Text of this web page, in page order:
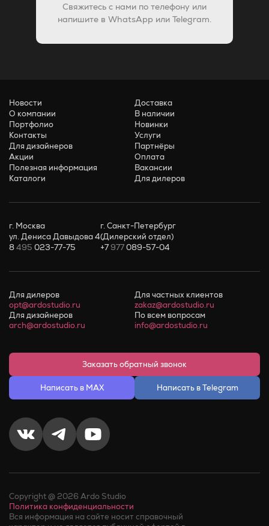
Свяжитесь с нами по телефону или
напишите в WhatsApp или Telegram.
Новости
О компании
Портфолио
Контакты
Для дизайнеров
Акции
Полезная информация
Каталоги
Доставка
В наличии
Новинки
Услуги
Партнёры
Оплата
Вакансии
Для дилеров
г. Москва
ул. Дениса Давыдова 4
8495 023-77-75
г. Санкт-Петербург
(Дилерский отдел)
+7977089-57-04
Для дилеров
opt@ardostudio.ru
Для частных клиентов
zakaz@ardostudio.ru
Для дизайнеров
arch@ardostudio.ru
По всем вопросам
info@ardostudio.ru
Заказать обратный звонок
Написать в MAX Написать в Telegram
Copyright @ 2026 Ardo Studio
Политика конфиденциальности
Вся информация на сайте носит справочный